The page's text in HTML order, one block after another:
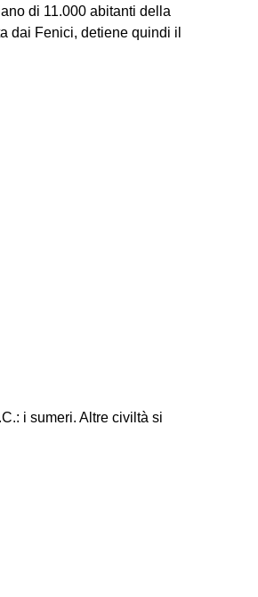
di 11.000 abitanti della
dai Fenici, detiene quindi il
i sumeri. Altre civiltà si